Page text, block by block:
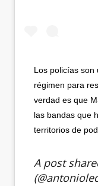
Los policías son
régimen para
verdad es que
las bandas que
territorios de
A post